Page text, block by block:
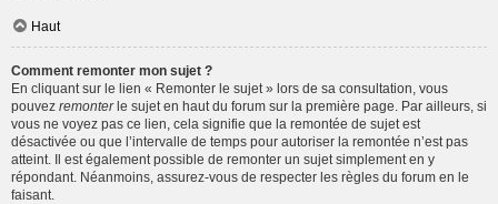
Haut
Comment remonter mon sujet ?
En cliquant sur le lien « Remonter le sujet » lors de sa consultation, vous
pouvez remonterle sujet en haut du forum sur la première page. Par ailleurs, si
vous ne voyez pas ce lien, cela signifie que la remontée de sujet est
désactivée ou que l’intervalle de temps pour autoriser la remontée n’est pas
atteint. Il est également possible de remonter un sujet simplement en y
répondant. Néanmoins, assurez-vous de respecter les règles du forum en le
faisant.